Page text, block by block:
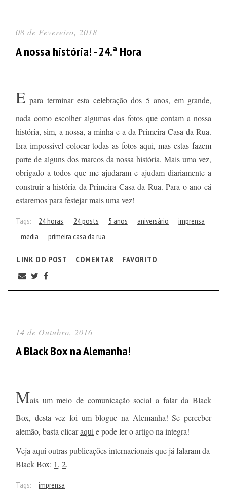
08 de Fevereiro, 2018
A nossa história! - 24.ª Hora
E para terminar esta celebração dos 5 anos, em grande,
nada como escolher algumas das fotos que contam a nossa
história, sim, a nossa, a minha e a da Primeira Casa da Rua.
Era impossível colocar todas as fotos aqui, mas estas fazem
parte de alguns dos marcos da nossa história. Mais uma vez,
obrigado a todos que me ajudaram e ajudam diariamente a
construir a história da Primeira Casa da Rua. Para o ano cá
estaremos para festejar mais uma vez!
Tags: 24 horas 24 posts 5 anos aniversário
imprensa
media
primeira casa da rua
LINK DO POST COMENTAR FAVORITO
14 de Outubro, 2016
A Black Box na Alemanha!
Mais um meio de comunicação social a falar da Black
Box, desta vez foi um blogue na Alemanha! Se perceber
alemão, basta clicaraqui e pode ler o artigo na integra!
Veja aqui outras publicações internacionais que já falaram da
Black Box: 1, 2.
Tags: imprensa